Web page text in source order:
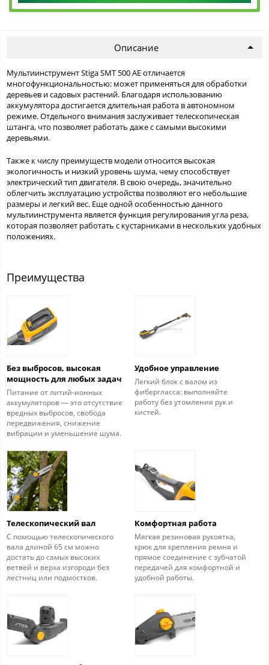
Описание
Мультиинструмент Stiga SMT 500 AE отличается
многофункциональностью: может применяться для обработки
деревьев и садовых растений. Благодаря использованию
аккумулятора достигается длительная работа в автономном
режиме. Отдельного внимания заслуживает телескопическая
штанга, что позволяет работать даже с самыми высокими
деревьями.
Также к числу преимуществ модели относится высокая
экологичность и низкий уровень шума, чему способствует
электрический тип двигателя. В свою очередь, значительно
облегчить эксплуатацию устройства позволяют его небольшие
размеры и легкий вес. Еще одной особенностью данного
мультиинструмента является функция регулирования угла реза,
которая позволяет работать с кустарниками в нескольких удобных
положениях.
Преимущества
Без выбросов, высокая
мощность для любых задач
Питание от литий-ионных
аккумуляторов — это отсутствие
вредных выбросов, свобода
передвижения, снижение
вибрации и уменьшение шума.
Удобное управление
Легкий блок с валом из
фибергласса: выполняйте
работу без утомления рук и
кистей.
Телескопический вал
С помощью телескопического
вала длиной 65 см можно
достать до самых высоких
ветвей и верха изгороди без
лестниц или подмостков.
Комфортная работа
Мягкая резиновая рукоятка,
крюк для крепления ремня и
прямое соединение с зубчатой
передачей для комфортной и
удобной работы.